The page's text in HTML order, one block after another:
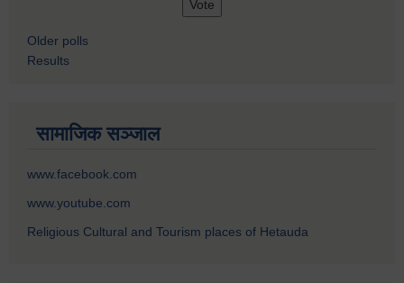
Older polls
Results
सामाजिक सञ्जाल
www.facebook.com
www.youtube.com
Religious Cultural and Tourism places of Hetauda